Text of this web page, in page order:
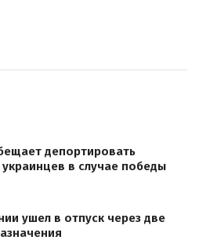
депортировать
в случае победы
ушел в отпуск через две